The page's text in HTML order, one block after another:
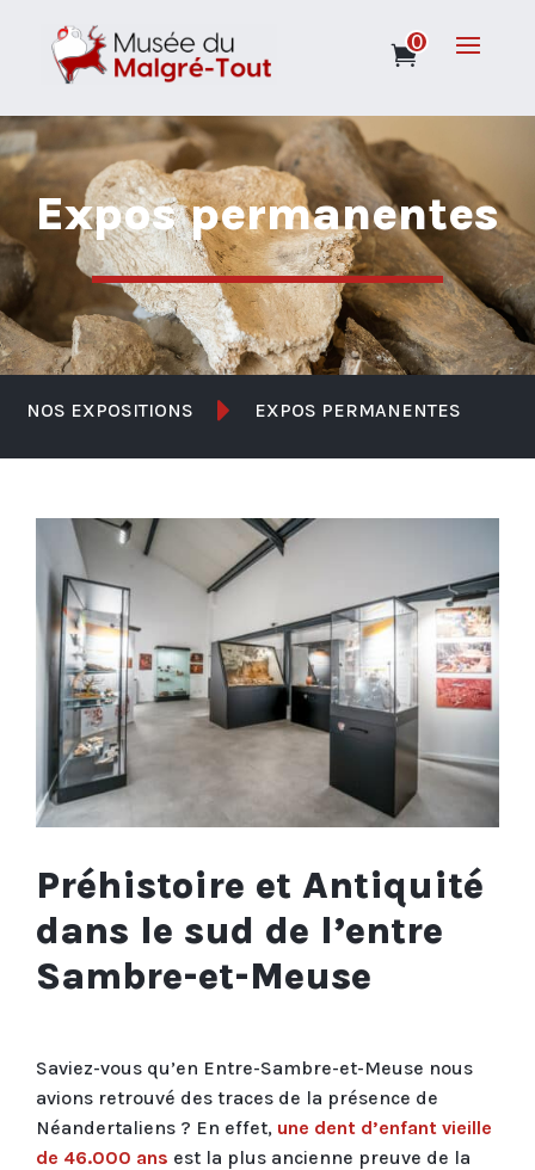
0
Expos permanentes
NOS EXPOSITIONS  EXPOS PERMANENTES
Préhistoire et Antiquité
dans le sud de l’entre
Sambre-et-Meuse
Saviez-vous qu’en Entre-Sambre-et-Meuse nous
avions retrouvé des traces de la présence de
Néandertaliens ? En effet, une dent d’enfant vieille
de 46.000 ans est la plus ancienne preuve de la